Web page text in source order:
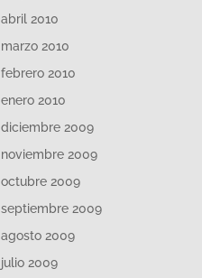
abril 2010
marzo 2010
febrero 2010
enero 2010
diciembre 2009
noviembre 2009
octubre 2009
septiembre 2009
agosto 2009
julio 2009